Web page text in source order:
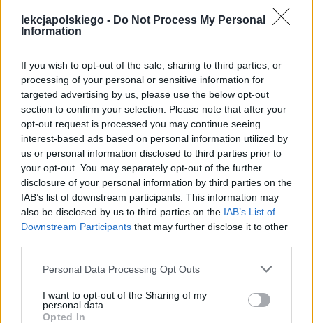
lekcjapolskiego - Do Not Process My Personal
Information
If you wish to opt-out of the sale, sharing to third parties, or
processing of your personal or sensitive information for
targeted advertising by us, please use the below opt-out
section to confirm your selection. Please note that after your
opt-out request is processed you may continue seeing
interest-based ads based on personal information utilized by
us or personal information disclosed to third parties prior to
your opt-out. You may separately opt-out of the further
disclosure of your personal information by third parties on the
IAB’s list of downstream participants. This information may
also be disclosed by us to third parties on the IAB’s List of
Downstream Participants that may further disclose it to other
Personal Data Processing Opt Outs
I want to opt-out of the Sharing of my
personal data.
Opted In
Podobne opracowania:
Lalka – streszczenie
Akademia pana Kleksa –
streszczenie
Elegia o sobie samym do
potomności (Elegia VII) –
interpretacja
Król Edyp – streszczenie